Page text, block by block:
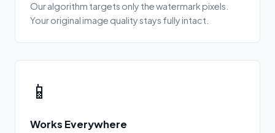
Our algorithm targets only the watermark pixels.
Your original image quality stays fully intact.
📱
Works Everywhere